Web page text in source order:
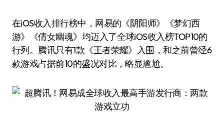
在iOS收入排行榜中，网易的《阴阳师》《梦幻西
游》《倩女幽魂》均迈入了全球iOS收入榜TOP10的
行列。腾讯只有1款《王者荣耀》入围，和之前曾经6
款游戏占据前10的盛况对比，略显尴尬。